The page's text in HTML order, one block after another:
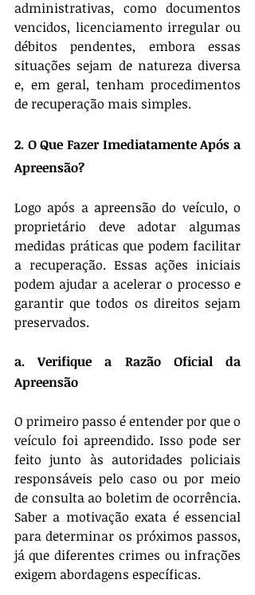
administrativas, como documentos
vencidos, licenciamento irregular ou
débitos pendentes, embora essas
situações sejam de natureza diversa
e, em geral, tenham procedimentos
de recuperação mais simples.
2. O Que Fazer Imediatamente Após a
Apreensão?
Logo após a apreensão do veículo, o
proprietário deve adotar algumas
medidas práticas que podem facilitar
a recuperação. Essas ações iniciais
podem ajudar a acelerar o processo e
garantir que todos os direitos sejam
preservados.
a. Verifique a Razão Oficial da
Apreensão
O primeiro passo é entender por que o
veículo foi apreendido. Isso pode ser
feito junto às autoridades policiais
responsáveis pelo caso ou por meio
de consulta ao boletim de ocorrência.
Saber a motivação exata é essencial
para determinar os próximos passos,
já que diferentes crimes ou infrações
exigem abordagens específicas.